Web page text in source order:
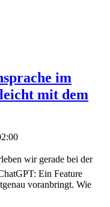
im
mit dem
wir gerade bei der
Ein Feature
voranbringt. Wie